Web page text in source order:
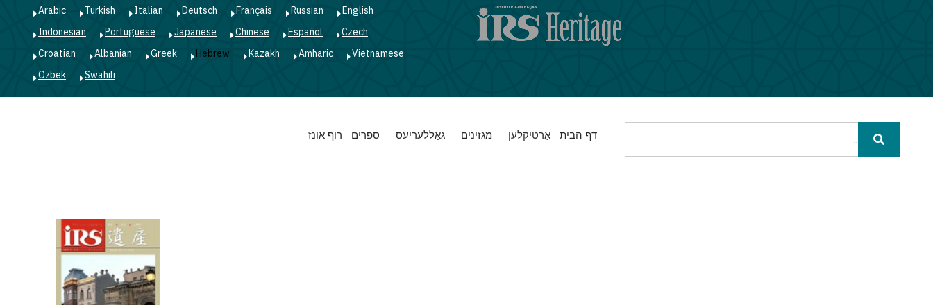
English
Russian
Français
Deutsch
Italian
Turkish
Arabic
Czech
Español
Chinese
Japanese
Portuguese
Indonesian
Vietnamese
Amharic
Kazakh
Hebrew
Greek
Albanian
Croatian
Swahili
Ozbek
Main
navigation
דף הבית אַרטיקלען מגזינים גאַללעריעס ספרים רוף אונז